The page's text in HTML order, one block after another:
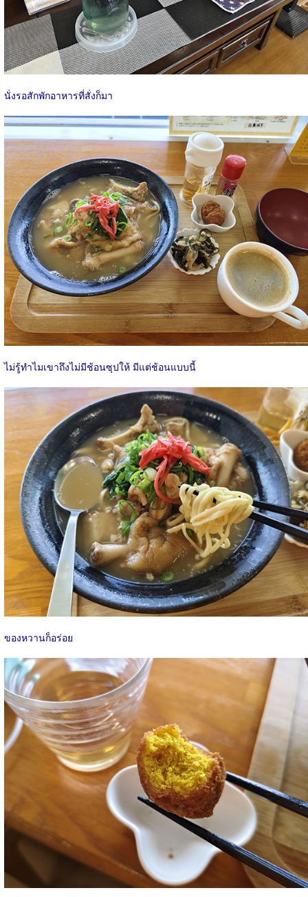
นั่งรอสักพักอาหารที่สั่งก็มา
ไม่รู้ทำไมเขาถึงไม่มีช้อนซุปให้ มีแต่ช้อนแบบนี้
ของหวานก็อร่อย